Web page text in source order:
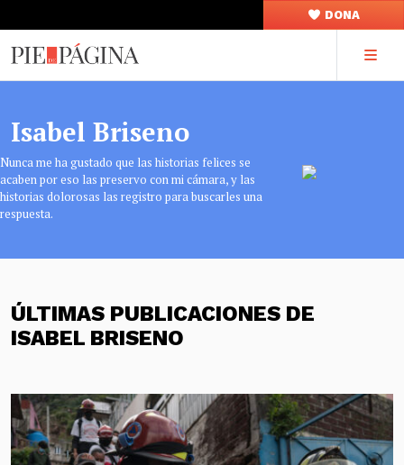
DONA
Isabel Briseno
Nunca me ha gustado que las historias felices se
acaben por eso las preservo con mi cámara, y las
historias dolorosas las registro para buscarles una
respuesta.
ÚLTIMAS PUBLICACIONES DE
ISABEL BRISENO